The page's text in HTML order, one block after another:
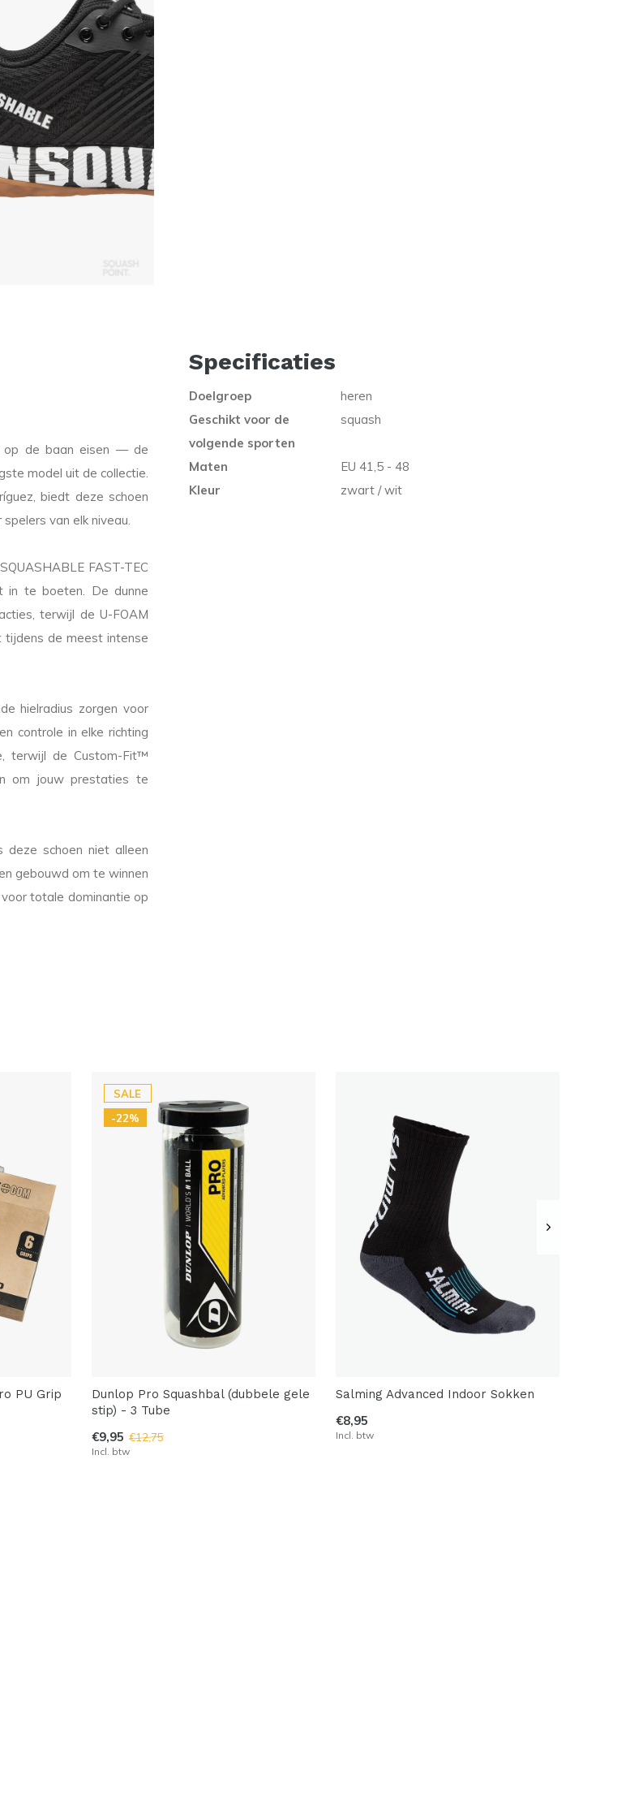
op de baan eisen — de
model uit de collectie.
biedt deze schoen
van elk niveau.
FAST-TEC
in te boeten. De dunne
terwijl de U-FOAM
tijdens de meest intense
hielradius zorgen voor
controle in elke richting
terwijl de Custom-Fit™
om jouw prestaties te
deze schoen niet alleen
gebouwd om te winnen
totale dominantie op
Specificaties
Doelgroep
heren
Geschikt voor de
volgende sporten
squash
Maten
EU 41,5 - 48
Kleur
zwart / wit
PU Grip
SALE
-22%
Dunlop Pro Squashbal (dubbele gele
stip) - 3 Tube
€9,95 €12,75
Incl. btw
Salming Advanced Indoor Sokken
€8,95
Incl. btw